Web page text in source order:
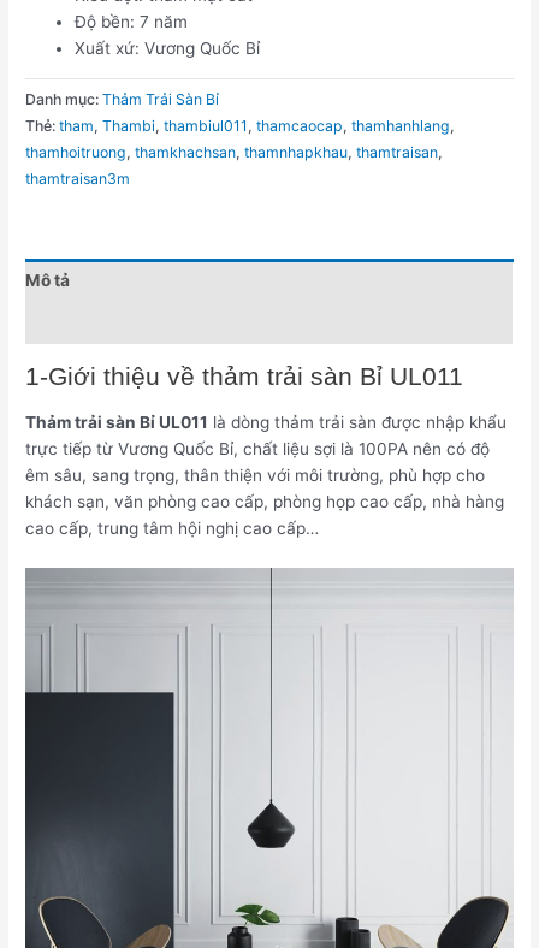
Độ bền: 7 năm
Xuất xứ: Vương Quốc Bỉ
Danh mục:Thảm Trải Sàn Bỉ
Thẻ:tham,Thambi,thambiul011 ,thamcaocap,thamhanhlang,
thamhoitruong,thamkhachsan,thamnhapkhau,thamtraisan,
thamtraisan3m
Mô tả
1-Giới thiệu về thảm trải sàn Bỉ UL011
Thảm trải sàn Bỉ UL011 là dòng thảm trải sàn được nhập khẩu
trực tiếp từ Vương Quốc Bỉ, chất liệu sợi là 100PA nên có độ
êm sâu, sang trọng, thân thiện với môi trường, phù hợp cho
khách sạn, văn phòng cao cấp, phòng họp cao cấp, nhà hàng
cao cấp, trung tâm hội nghị cao cấp…